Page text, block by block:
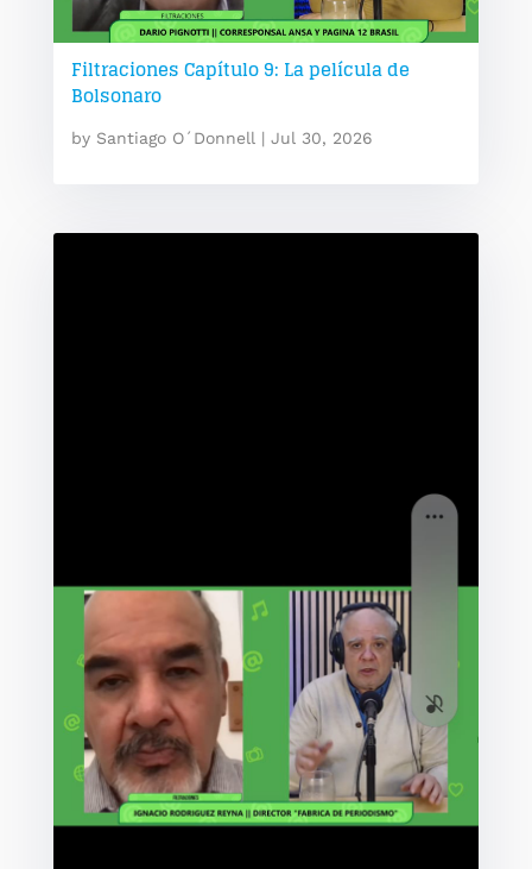
Filtraciones Capítulo 9: La película de
Bolsonaro
by Santiago O´Donnell | Jul 30, 2026